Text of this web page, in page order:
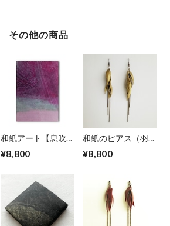
その他の商品
和紙アート【息吹】
¥8,800
和紙のピアス（羽）
¥8,800